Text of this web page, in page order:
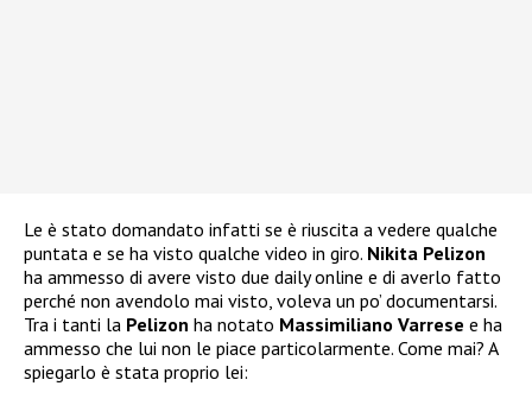
Le è stato domandato infatti se è riuscita a vedere qualche
puntata e se ha visto qualche video in giro. Nikita Pelizon
ha ammesso di avere visto due daily online e di averlo fatto
perché non avendolo mai visto, voleva un po’ documentarsi.
Tra i tanti la Pelizon ha notato Massimiliano Varrese e ha
ammesso che lui non le piace particolarmente. Come mai? A
spiegarlo è stata proprio lei: